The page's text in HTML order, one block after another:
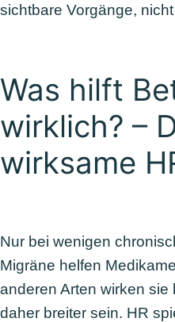
sichtbare Vorgänge,
Was hilft
wirklich? –
wirksame
Nur bei wenigen
Migräne helfen
anderen Arten wirken
daher breiter sein. HR